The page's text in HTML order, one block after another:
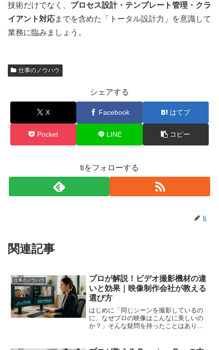
技術だけでなく、 プロセス設計・テンプレート管理・クラ
イアント対応までを含めた「トータル設計力」を意識して
業務に臨みましょう。
仕事のノウハウ
シェアする
X Facebook はてブ
Pocket LINE コピー
tiをフォローする
ti
関連記事
仕事のノウハウ
プロが解説！ビデオ撮影機材の違
いと効果｜映像制作会社が教える
選び方
はじめに「同じシーンを撮影しているの
に、なぜプロの映像はこんなに美しいの
か？」そんな疑問を持ったことはありま